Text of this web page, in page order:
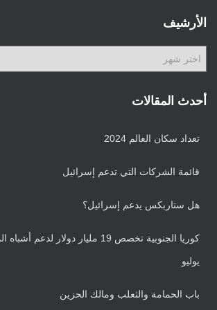
ي
ت
الأرشيف
ر
ف
أحدث المقالات
تعداد سكان العالم 2024
قائمة الشركات التي تدعم إسرائيل
هل ستاربكس يدعم إسرائيل؟
كوريا الجنوبية تخصص 19 مليار دولار
يوليو
باب الحمامة والثعلب ومالك الحزين